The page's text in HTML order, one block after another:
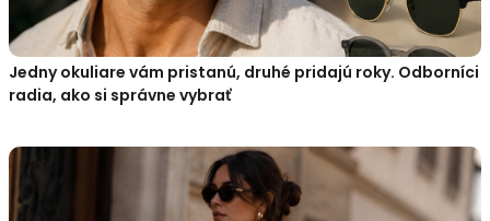
Jedny okuliare vám pristanú, druhé pridajú roky. Odborníci
radia, ako si správne vybrať